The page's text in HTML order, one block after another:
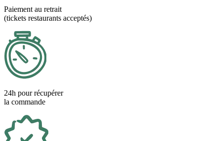
Paiement au retrait
(tickets restaurants acceptés)
24h pour récupérer
la commande